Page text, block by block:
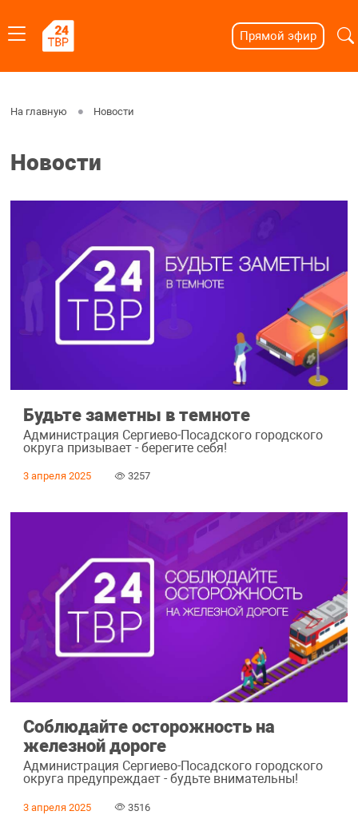
Прямой эфир
На главную Новости
Новости
Будьте заметны в темноте
Администрация Сергиево-Посадского городского
округа призывает - берегите себя!
3 апреля 2025 3257
Соблюдайте осторожность на
железной дороге
Администрация Сергиево-Посадского городского
округа предупреждает - будьте внимательны!
3 апреля 2025 3516